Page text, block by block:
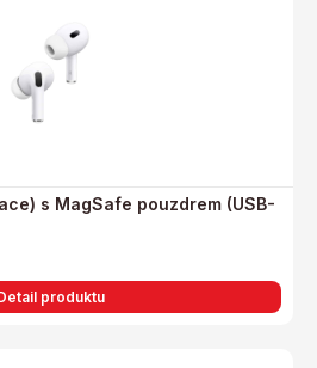
s MagSafe pouzdrem (USB-
produktu